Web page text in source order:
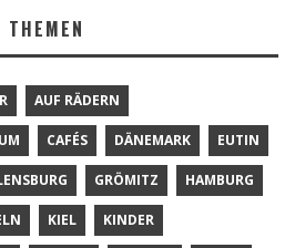
THEMEN
AUF RÄDERN
CAFÉS DÄNEMARK EUTIN
GRÖMITZ HAMBURG
KIEL KINDER